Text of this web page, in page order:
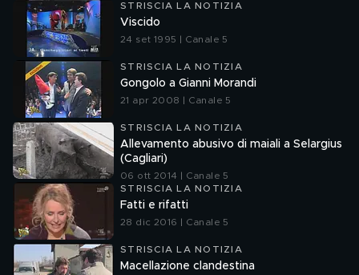
STRISCIA LA NOTIZIA
Viscido
24 set 1995 | Canale 5
STRISCIA LA NOTIZIA
Gongolo a Gianni Morandi
21 apr 2008 | Canale 5
STRISCIA LA NOTIZIA
Allevamento abusivo di maiali a Selargius
(Cagliari)
06 ott 2014 | Canale 5
STRISCIA LA NOTIZIA
Fatti e rifatti
28 dic 2016 | Canale 5
STRISCIA LA NOTIZIA
Macellazione clandestina